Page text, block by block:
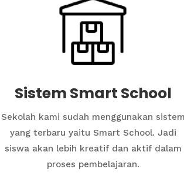
Sistem Smart School
Sekolah kami sudah menggunakan sistem
yang terbaru yaitu Smart School. Jadi
siswa akan lebih kreatif dan aktif dalam
proses pembelajaran.